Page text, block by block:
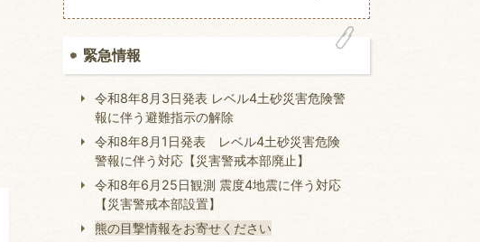
緊急情報
令和8年8月3日発表 レベル4土砂災害危険警
報に伴う避難指示の解除
令和8年8月1日発表 レベル4土砂災害危険
警報に伴う対応【災害警戒本部廃止】
令和8年6月25日観測 震度4地震に伴う対応
【災害警戒本部設置】
熊の目撃情報をお寄せください